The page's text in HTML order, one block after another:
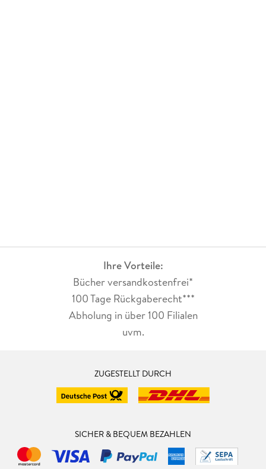
Ihre Vorteile:
Bücher versandkostenfrei*
100 Tage Rückgaberecht***
Abholung in über 100 Filialen
uvm.
ZUGESTELLT DURCH
SICHER & BEQUEM BEZAHLEN